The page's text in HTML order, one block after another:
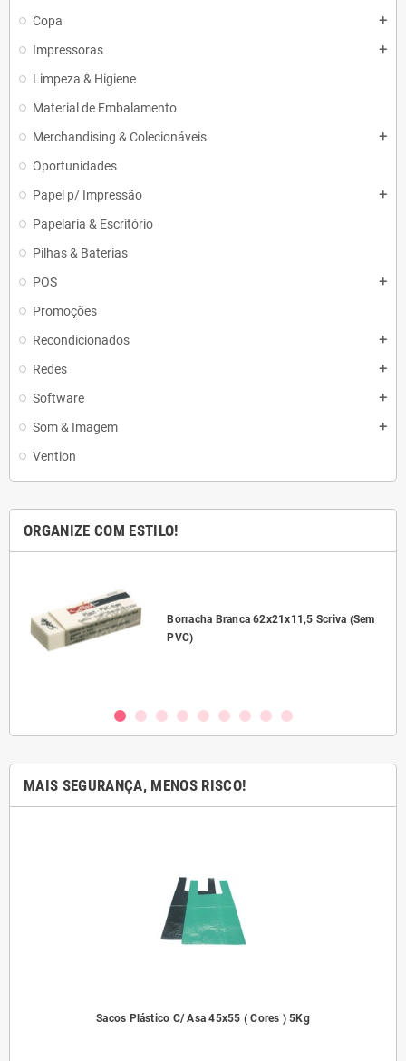
Copa add
Impressoras add
Limpeza & Higiene
Material de Embalamento
Merchandising & Colecionáveis
add
Oportunidades
Papel p/ Impressão
add
Papelaria & Escritório
Pilhas & Baterias
POS
add
Promoções
Recondicionados
add
Redes add
Software add
Som & Imagem add
Vention
ORGANIZE COM ESTILO!
Borracha Branca 62x21x11,5 Scriva (Sem
PVC)
MAIS SEGURANÇA, MENOS RISCO!
Sacos Plástico C/ Asa 45x55 ( Cores ) 5Kg